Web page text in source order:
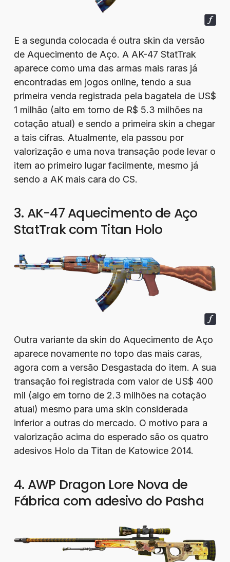
E a segunda colocada é outra skin da versão
de Aquecimento de Aço. A AK-47 StatTrak
aparece como uma das armas mais raras já
encontradas em jogos online, tendo a sua
primeira venda registrada pela bagatela de US$
1 milhão (alto em torno de R$ 5.3 milhões na
cotação atual) e sendo a primeira skin a chegar
a tais cifras. Atualmente, ela passou por
valorização e uma nova transação pode levar o
item ao primeiro lugar facilmente, mesmo já
sendo a AK mais cara do CS.
3. AK-47 Aquecimento de Aço
StatTrak com Titan Holo
Outra variante da skin do Aquecimento de Aço
aparece novamente no topo das mais caras,
agora com a versão Desgastada do item. A sua
transação foi registrada com valor de US$ 400
mil (algo em torno de 2.3 milhões na cotação
atual) mesmo para uma skin considerada
inferior a outras do mercado. O motivo para a
valorização acima do esperado são os quatro
adesivos Holo da Titan de Katowice 2014.
4. AWP Dragon Lore Nova de
Fábrica com adesivo do Pasha